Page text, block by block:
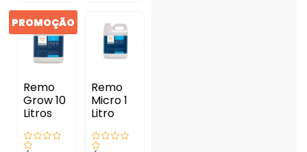
PROMOÇÃO
Remo
Grow 10
Litros
Remo
Micro 1
Litro